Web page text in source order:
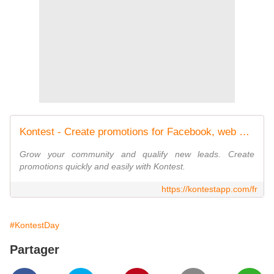
Kontest - Create promotions for Facebook, web and mobile
Grow your community and qualify new leads. Create
promotions quickly and easily with Kontest.
https://kontestapp.com/fr
#KontestDay
Partager